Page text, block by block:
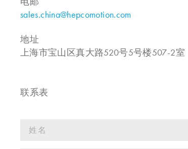
sales.china@hepcomotion.com
地址
上海市宝山区真大路520号5号楼507-2室
联系表